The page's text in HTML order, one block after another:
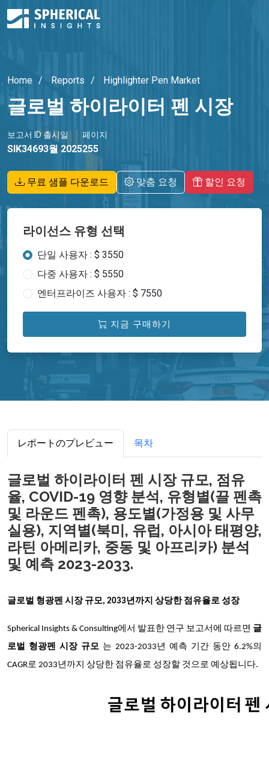
Home Reports Highlighter Pen Market
글로벌 하이라이터 펜 시장
보고서 ID
SIK3469
출시일
3월 2025
페이지
255
무료 샘플 다운로드 맞춤 요청 할인 요청
라이선스 유형 선택
단일 사용자 : $ 3550
다중 사용자 : $ 5550
엔터프라이즈 사용자 : $ 7550
지금 구매하기
レポートのプレビュー 목차
글로벌 하이라이터 펜 시장 규모, 점유
율, COVID-19 영향 분석, 유형별(끌 펜촉
및 라운드 펜촉), 용도별(가정용 및 사무
실용), 지역별(북미, 유럽, 아시아 태평양,
라틴 아메리카, 중동 및 아프리카) 분석
및 예측 2023-2033.
글로벌 형광펜 시장 규모, 2033년까지 상당한 점유율로 성장
Spherical Insights & Consulting에서 발표한 연구 보고서에 따르면 글
로벌 형광펜 시장 규모 는 2023-2033년 예측 기간 동안 6.2%의
CAGR로 2033년까지 상당한 점유율로 성장할 것으로 예상됩니다.